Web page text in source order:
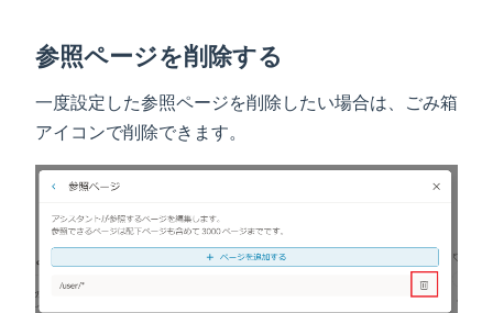
参照ページを削除する
一度設定した参照ページを削除したい場合は、ごみ箱
アイコンで削除できます。